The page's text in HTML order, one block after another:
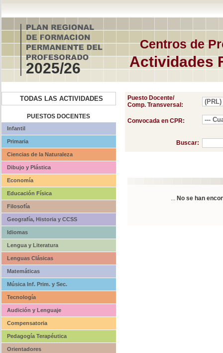
Centros de
Actividades
2025/26
TODAS LAS ACTIVIDADES
PUESTOS DOCENTES
Infantil
Primaria
Ciencias de la Naturaleza
Dibujo y Plástica
Economía
Educación Física
Filosofía
Geografía, Historia y CCSS
Idiomas
Lengua y Literatura
Lenguas Clásicas
Matemáticas
Música Inf. Prim. y Sec.
Tecnología
Audición y Lenguaje
Compensatoria
Pedagogía Terapéutica
Orientadores
Puesto Docente/
Comp. Transversal:
Convocada en CPR:
Buscar:
... No se han